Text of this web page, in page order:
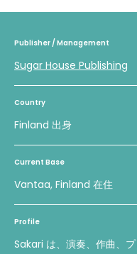
Publisher / Management
Sugar House Publishing
Country
Finland 出身
Current Base
Vantaa, Finland 在住
Profile
Sakari は、演奏、作曲、